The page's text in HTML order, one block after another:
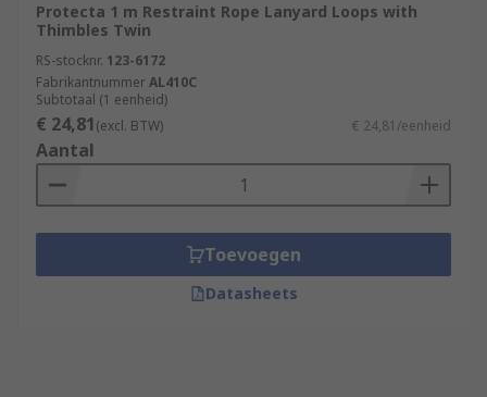
Protecta 1 m Restraint Rope Lanyard Loops with
Thimbles Twin
RS-stocknr. 123-6172
FabrikantnummerAL410C
Subtotaal (1 eenheid)
€ 24,81(excl. BTW) € 24,81/eenheid
Aantal
Toevoegen
Datasheets